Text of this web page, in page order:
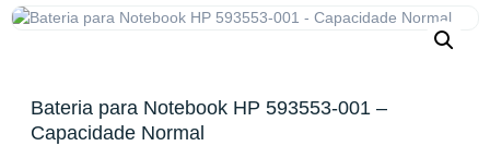
Bateria para Notebook HP 593553-001 –
Capacidade Normal